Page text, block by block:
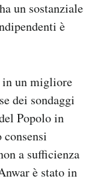
un sostanziale
è
in un migliore
dei sondaggi
Popolo in
a sufficienza
è stato in